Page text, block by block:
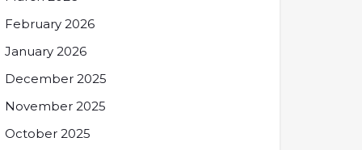
February 2026
January 2026
December 2025
November 2025
October 2025